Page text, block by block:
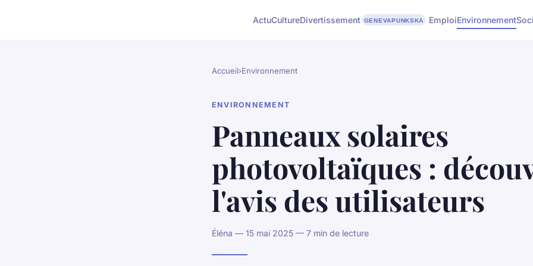
ActuCultureDivertissement EmploiEnvironnement
Accueil›Environnement
ENVIRONNEMENT
Panneaux solaires
photovoltaïques :
l'avis des utilisateurs
Éléna — 15 mai 2025 — 7 min de lecture